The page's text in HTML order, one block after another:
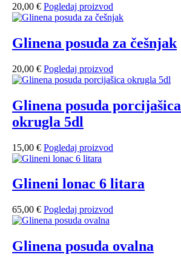
20,00 € Pogledaj proizvod
Glinena posuda za češnjak
20,00 € Pogledaj proizvod
Glinena posuda porcijašica
okrugla 5dl
15,00 € Pogledaj proizvod
Glineni lonac 6 litara
65,00 € Pogledaj proizvod
Glinena posuda ovalna